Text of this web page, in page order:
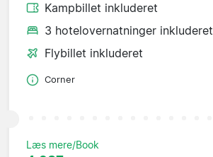
Kampbillet inkluderet
3 hotelovernatninger inkluderet
Flybillet inkluderet
Corner
Læs mere/Book